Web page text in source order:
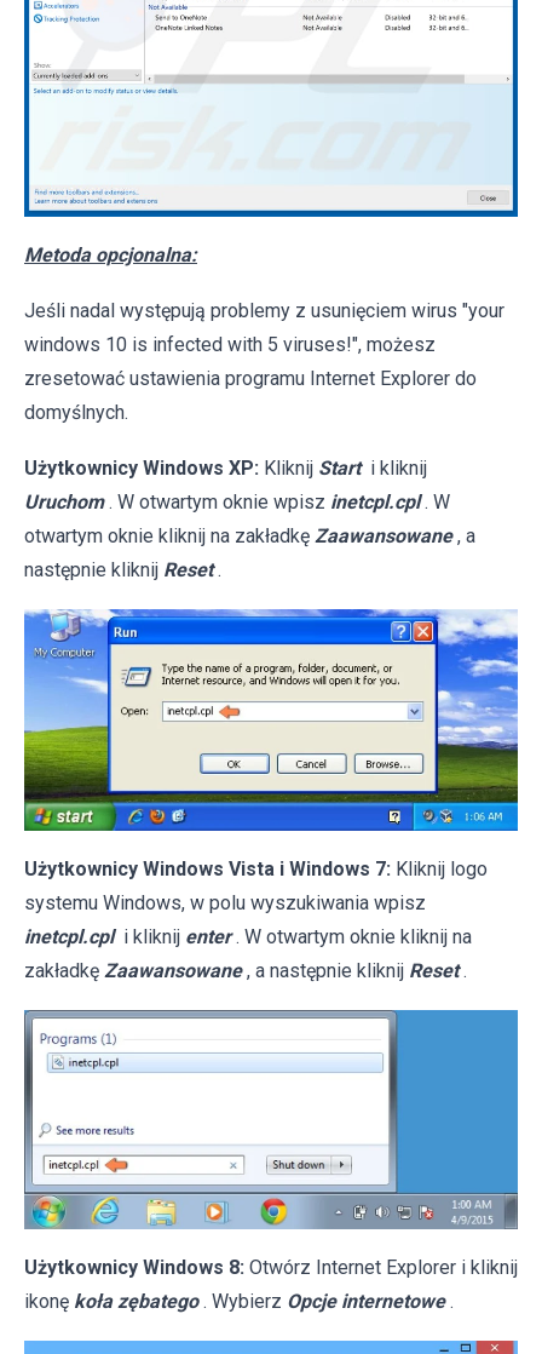
Metoda opcjonalna:
Jeśli nadal występują problemy z usunięciem wirus "your
windows 10 is infected with 5 viruses!", możesz
zresetować ustawienia programu Internet Explorer do
domyślnych.
Użytkownicy Windows XP: Kliknij Start i kliknij
Uruchom . W otwartym oknie wpisz inetcpl.cpl . W
otwartym oknie kliknij na zakładkę Zaawansowane , a
następnie kliknij Reset .
Użytkownicy Windows Vista i Windows 7: Kliknij logo
systemu Windows, w polu wyszukiwania wpisz
inetcpl.cpl i kliknij enter . W otwartym oknie kliknij na
zakładkę Zaawansowane , a następnie kliknij Reset .
Użytkownicy Windows 8: Otwórz Internet Explorer i kliknij
ikonę koła zębatego . Wybierz Opcje internetowe .